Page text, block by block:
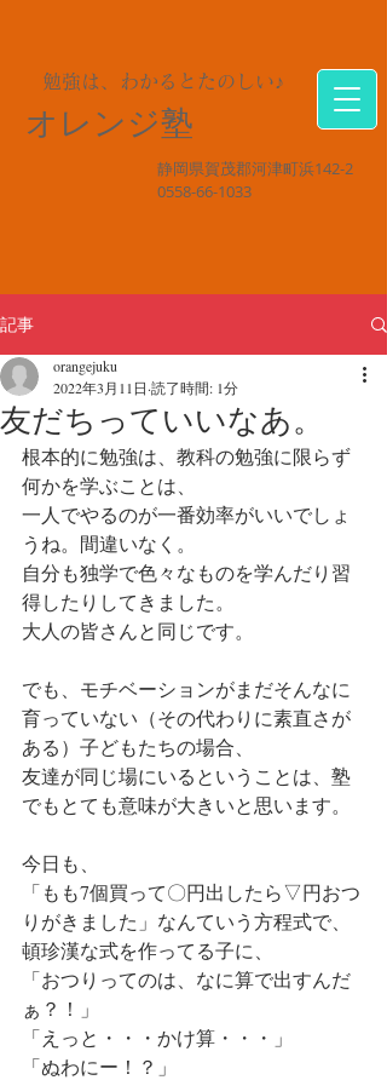
勉強は、わかるとたのしい♪
オレンジ塾
静岡県賀茂郡河津町浜142-2
0558-66-1033
記事
友だちっていいなあ。
orangejuku
2022年3月11日 読了時間: 1分
根本的に勉強は、教科の勉強に限らず
何かを学ぶことは、
一人でやるのが一番効率がいいでしょ
うね。間違いなく。
自分も独学で色々なものを学んだり習
得したりしてきました。
大人の皆さんと同じです。
でも、モチベーションがまだそんなに
育っていない（その代わりに素直さが
ある）子どもたちの場合、
友達が同じ場にいるということは、塾
でもとても意味が大きいと思います。
今日も、
「もも7個買って〇円出したら▽円おつ
りがきました」なんていう方程式で、
頓珍漢な式を作ってる子に、
「おつりってのは、なに算で出すんだ
ぁ？！」
「えっと・・・かけ算・・・」
「ぬわにー！？」